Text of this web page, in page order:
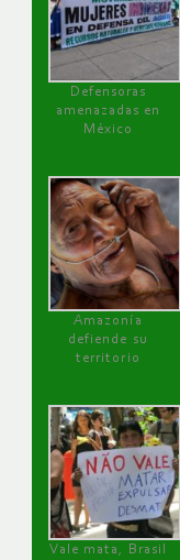
Defensoras
amenazadas en
México
Amazonía
defiende su
territorio
Vale mata, Brasil